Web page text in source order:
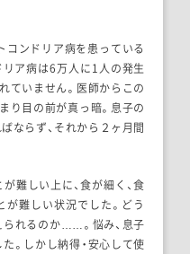
コンドリア病を患っている
ア病は6万人に1人の発生
ていません。医師からこの
り目の前が真っ暗。息子の
ならず、それから２ヶ月間
難しい上に、食が細く、食
難しい状況でした。どう
れるのか……。悩み、息子
。しかし納得・安心して使